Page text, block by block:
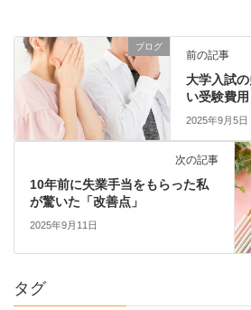
ブログ
前の記事
大学入試
い受験費用
2025年9月5日
次の記事
10年前に失業手当をもらった私
が驚いた「改善点」
2025年9月11日
タグ